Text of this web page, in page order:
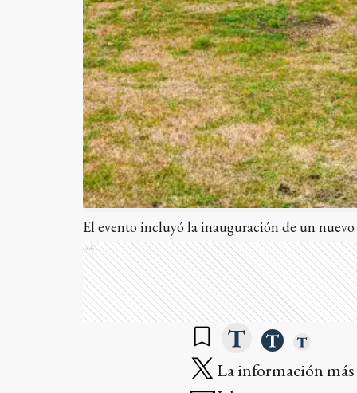
El evento incluyó la inauguración de un
Ads
La información